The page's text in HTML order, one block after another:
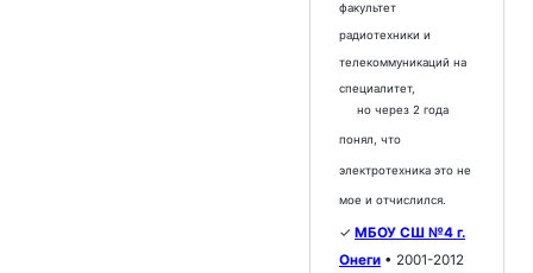
факультет
радиотехники и
телекоммуникаций на
специалитет,
но через 2 года
понял, что
электротехника это не
мое и отчислился.
✓ МБОУ СШ №4 г.
Онеги • 2001-2012